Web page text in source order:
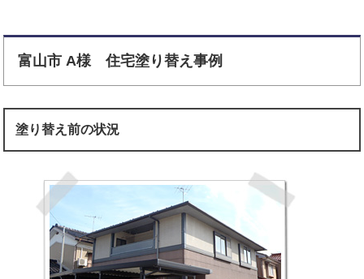
富山市 A様 住宅塗り替え事例
塗り替え前の状況